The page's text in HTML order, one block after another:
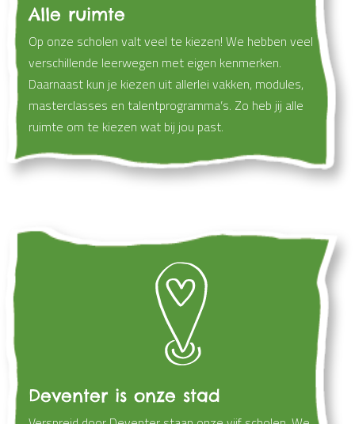
Alle ruimte
Op onze scholen valt veel te kiezen! We hebben veel
verschillende leerwegen met eigen kenmerken.
Daarnaast kun je kiezen uit allerlei vakken, modules,
masterclasses en talentprogramma’s. Zo heb jij alle
ruimte om te kiezen wat bij jou past.
Deventer is onze stad